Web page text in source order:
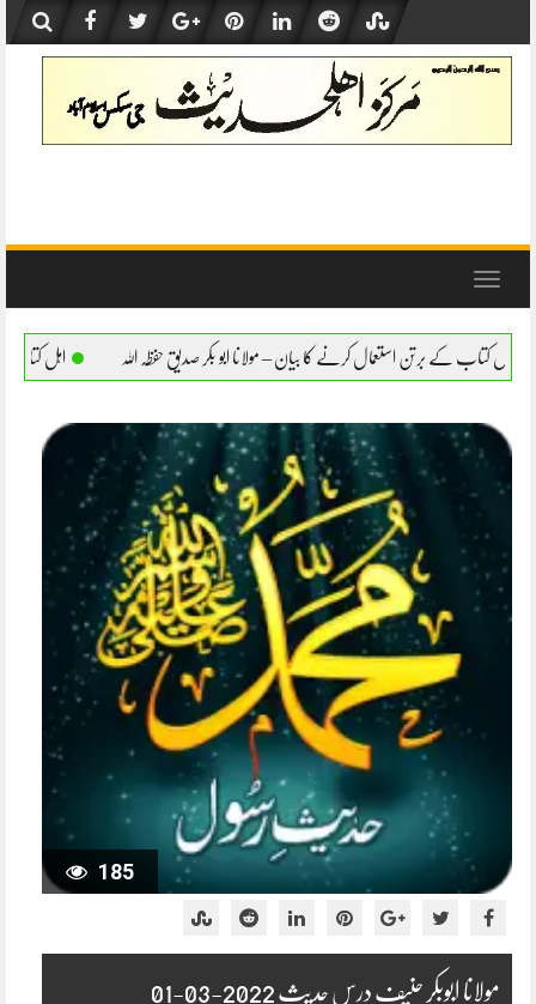
content
Toggle
کا بیان – مولانا ابو بکر صدیق حفظہ اللہ اہل کتاب کے برتن استعمال کرنے کا بیان –
185
مولانا ابوبکر حنیف درس حدیث 2022-03-01